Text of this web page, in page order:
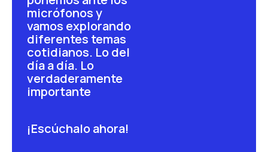
micrófonos y
vamos explorando
diferentes temas
cotidianos. Lo del
día a día. Lo
verdaderamente
importante
¡Escúchalo ahora!